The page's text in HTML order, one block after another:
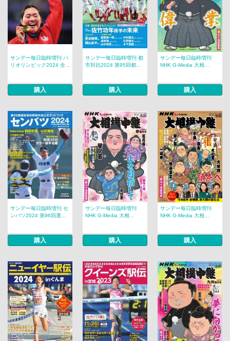
サンデー毎日臨時増刊 パ
リオリンピック2024 全...
購入
サンデー毎日臨時増刊 都
市対抗2024 第95回都...
購入
サンデー毎日臨時増刊
NHK G-Media 大相...
購入
サンデー毎日臨時増刊 セ
ンバツ2024 第96回選...
購入
サンデー毎日臨時増刊
NHK G-Media 大相...
購入
サンデー毎日臨時増刊
NHK G-Media 大相...
購入